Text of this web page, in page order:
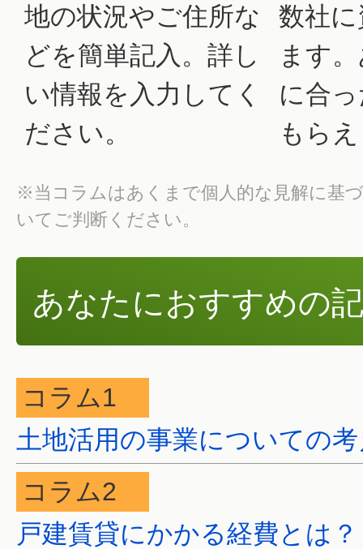
地の状況やご住所な
どを簡単記入。詳し
い情報を入力してく
ださい。
数社
ます
に合
もら
※当コラムはあくまで個人的な見解に基
いてご判断ください。
あなたにおすすめの
コラム1
土地活用の事業についての
コラム2
戸建賃貸にかかる経費とは？